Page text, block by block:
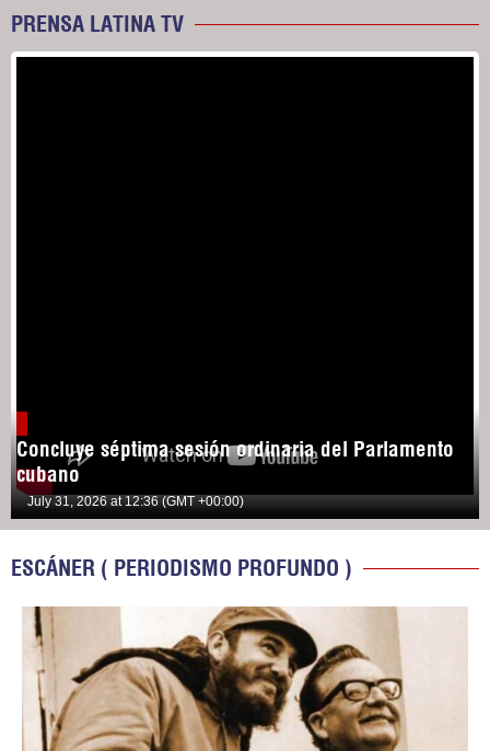
PRENSA LATINA TV
Concluye séptima sesión ordinaria del Parlamento
cubano
July 31, 2026 at 12:36 (GMT +00:00)
ESCÁNER ( PERIODISMO PROFUNDO )